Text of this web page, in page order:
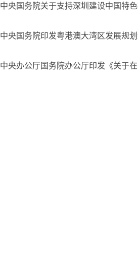
央国务院关于支持深圳建设中国特
央国务院印发粤港澳大湾区发展规
央办公厅国务院办公厅印发《关于